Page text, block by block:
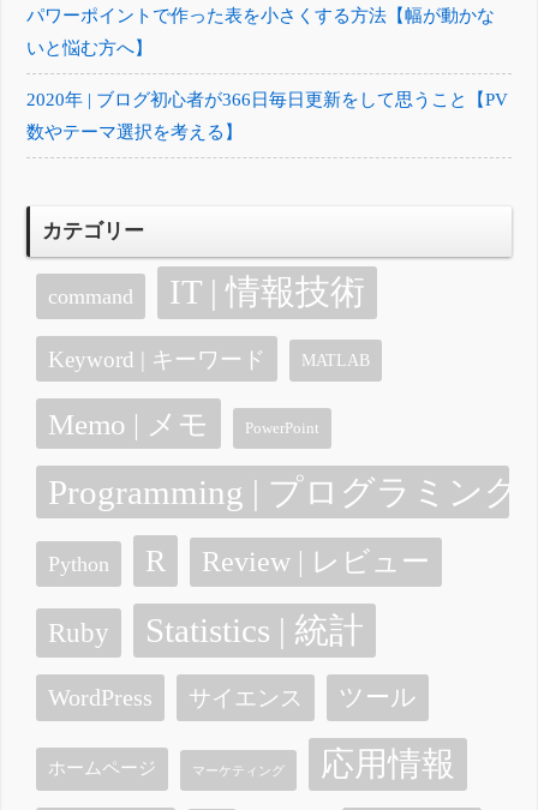
パワーポイントで作った表を小さくする方法【幅が動かな
いと悩む方へ】
2020年 | ブログ初心者が366日毎日更新をして思うこと【PV
数やテーマ選択を考える】
カテゴリー
command IT | 情報技術
Keyword | キーワード MATLAB
Memo | メモ PowerPoint
Programming | プログラミング
Python R Review | レビュー
Ruby Statistics | 統計
WordPress サイエンス ツール
ホームページ マーケティング 応用情報